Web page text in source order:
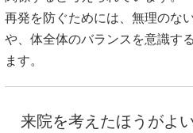
再発を防ぐためには、無理のな
や、体全体のバランスを意識す
ます。
来院を考えたほうがよ